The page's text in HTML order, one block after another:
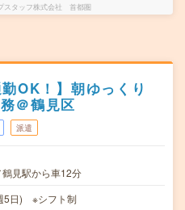
スタッフ株式会社 首都圏
OK！】朝ゆっくり
＠鶴見区
派遣
見駅から車12分
5日) ※シフト制